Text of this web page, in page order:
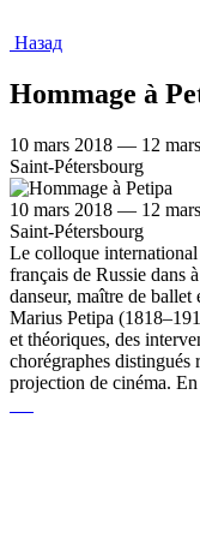
Назад
Hommage à
10 mars 2018 — 12
Saint-Pétersbourg
10 mars 2018 — 12
Saint-Pétersbourg
Le colloque
français de Russie dans
danseur, maître de
Marius Petipa
et théoriques, des
chorégraphes distingués
projection de cinéma.